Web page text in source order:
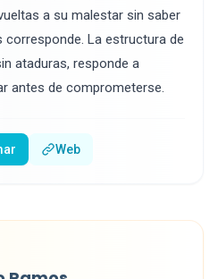
a su malestar sin saber
corresponde. La estructura de
ataduras, responde a
antes de comprometerse.
Web